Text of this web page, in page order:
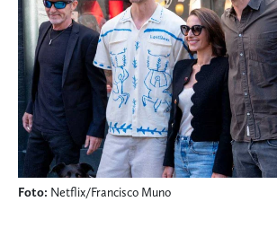
Foto: Netflix/Francisco Muno